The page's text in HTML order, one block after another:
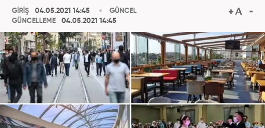
GİRİŞ
04.05.2021 14:45
GÜNCELLEME
04.05.2021 14:45
GÜNCEL